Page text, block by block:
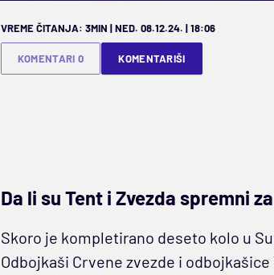
VREME ČITANJA: 3MIN | NED. 08.12.24. | 18:06
KOMENTARI 0 KOMENTARIŠI
Da li su Tent i Zvezda spremni
Skoro je kompletirano deseto kolo u
Odbojkaši Crvene zvezde i